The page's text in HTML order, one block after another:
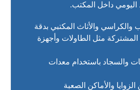
داخل المكتب.
والكراسي والأثاث المكتبي بدقة
مثل الطاولات وأجهزة
والسجاد باستخدام معدات
الزوايا والأماكن الصعبة